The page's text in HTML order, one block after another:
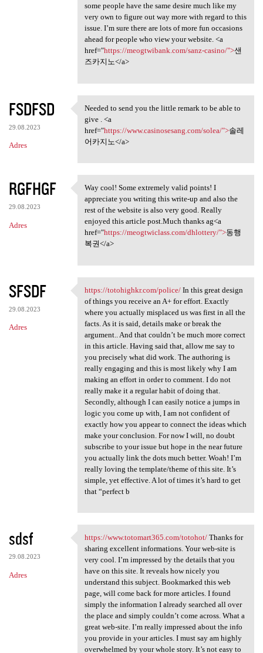
some people have the same desire much like my
very own to figure out way more with regard to this
issue. I’m sure there are lots of more fun occasions
ahead for people who view your website. <a
href="https://meogtwibank.com/sanz-casino/">샌
즈카지노</a>
FSDFSD
29.08.2023
Adres
Needed to send you the little
Needed to send you the little remark to be able to
give . <a
href="https://www.casinosesang.com/solea/">솔레
어카지노</a>
RGFHGF
29.08.2023
Adres
Way cool! Some extremely
Way cool! Some extremely valid points! I
appreciate you writing this write-up and also the
rest of the website is also very good. Really
enjoyed this article post.Much thanks ag<a
href="https://meogtwiclass.com/dhlottery/">동행
복권</a>
SFSDF
29.08.2023
Adres
https://totohighkr.com/police
https://totohighkr.com/police/In this great design
of things you receive an A+ for effort. Exactly
where you actually misplaced us was first in all the
facts. As it is said, details make or break the
argument.. And that couldn’t be much more correct
in this article. Having said that, allow me say to
you precisely what did work. The authoring is
really engaging and this is most likely why I am
making an effort in order to comment. I do not
really make it a regular habit of doing that.
Secondly, although I can easily notice a jumps in
logic you come up with, I am not confident of
exactly how you appear to connect the ideas which
make your conclusion. For now I will, no doubt
subscribe to your issue but hope in the near future
you actually link the dots much better. Woah! I’m
really loving the template/theme of this site. It’s
simple, yet effective. A lot of times it’s hard to get
that “perfect b
sdsf
29.08.2023
Adres
https://www.totomart365.com
https://www.totomart365.com/totohot/Thanks for
sharing excellent informations. Your web-site is
very cool. I’m impressed by the details that you
have on this site. It reveals how nicely you
understand this subject. Bookmarked this web
page, will come back for more articles. I found
simply the information I already searched all over
the place and simply couldn’t come across. What a
great web-site. I’m really impressed about the info
you provide in your articles. I must say am highly
overwhelmed by your whole story. It’s not easy to